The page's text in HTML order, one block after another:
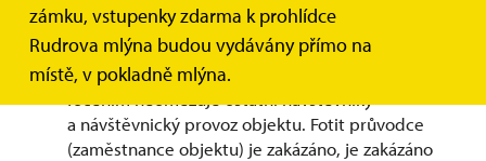
zámku, vstupenky zdarma k prohlídce
Rudrova mlýna budou vydávány přímo na
místě, v pokladně mlýna.
vlastní potřebu je umožněno na prohlídkové
traseRudrův mlýn ,Vodní mandlaStaré
bělidlo, a to pouze za předpokladu, že návštěvník
a návštěvnický provoz objektu. Fotit průvodce
(zaměstnance objektu) je zakázáno, je zakázáno